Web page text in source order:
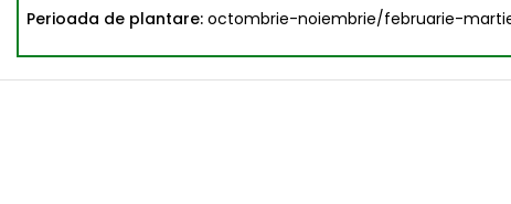
Perioada de plantare: octombrie-noiembrie/februarie-